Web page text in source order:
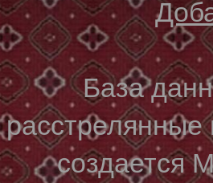
База
расстрелянные
создается